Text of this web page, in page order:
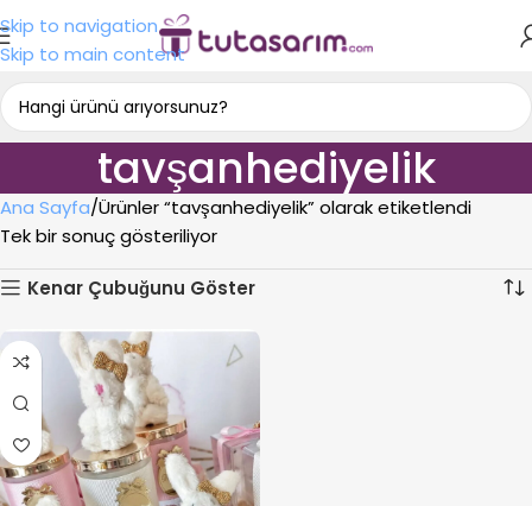
Skip to navigation
Skip to main content
tavşanhediyelik
Ana Sayfa Ürünler “tavşanhediyelik” olarak etiketlendi
Tek bir sonuç gösteriliyor
Kenar Çubuğunu Göster